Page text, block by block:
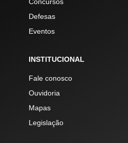
Defesas
Eventos
INSTITUCIONAL
Fale conosco
Ouvidoria
Mapas
Legislação